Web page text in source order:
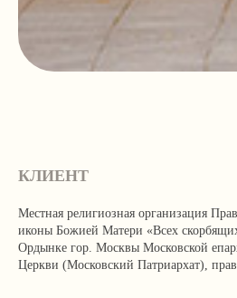
КЛИЕНТ
Местная религиозная организация
иконы Божией Матери «Всех
Ордынке гор. Москвы Московской
Церкви (Московский Патриархат),